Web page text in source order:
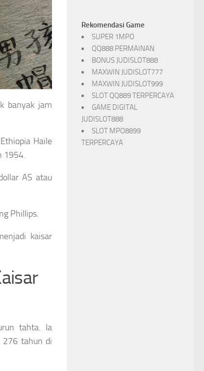
banyak jam
Haile
1954.
AS atau
Phillips.
kaisar
tahta. Ia
276 tahun di
Rekomendasi Game
SUPER 1MPO
QQ888 PERMAINAN
BONUS JUDISLOT888
MAXWIN JUDISLOT777
MAXWIN JUDISLOT999
SLOT QQ889 TERPERCAYA
GAME DIGITAL
JUDISLOT888
SLOT MPO8899
TERPERCAYA